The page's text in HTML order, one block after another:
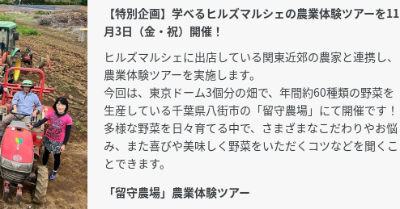
【特別企画】学べるヒルズマルシェの農業体験ツアーを11
月3日（金・祝）開催！
ヒルズマルシェに出店している関東近郊の農家と連携し、
農業体験ツアーを実施します。
今回は、東京ドーム3個分の畑で、年間約60種類の野菜を
生産している千葉県八街市の「留守農場」にて開催です！
多様な野菜を日々育てる中で、さまざまなこだわりやお悩
み、また喜びや美味しく野菜をいただくコツなどを聞くこ
とできます。
「留守農場」農業体験ツアー